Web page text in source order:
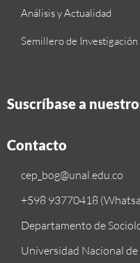
Análisis y Actualidad
Semillero de Investigación
Suscríbase a
Contacto
cep_bog@unal.edu.co
+598 93770418
Departamento de
Universidad Nacional